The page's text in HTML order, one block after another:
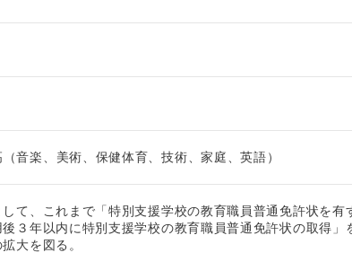
音楽、美術、保健体育、技術、家庭、英語）
て、これまで「特別支援学校の教育職員普通免許状を
３年以内に特別支援学校の教育職員普通免許状の取得
大を図る。